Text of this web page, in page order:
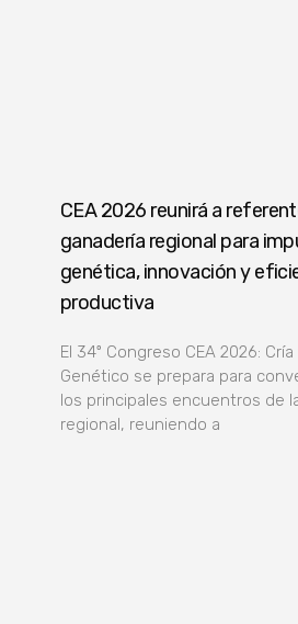
CEA 2026 reunirá a
ganadería regional para
genética, innovación y
productiva
El 34º Congreso CEA 2026:
Genético se prepara para
los principales encuentros de
regional, reuniendo a